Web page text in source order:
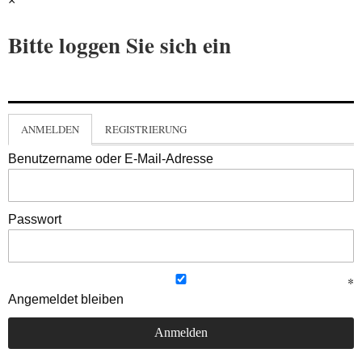
Bitte loggen Sie sich ein
ANMELDEN REGISTRIERUNG
Benutzername oder E-Mail-Adresse
Passwort
Angemeldet bleiben